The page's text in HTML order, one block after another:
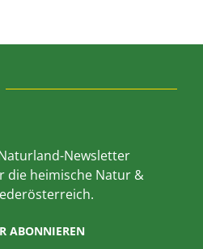
Newsletter
die heimische Natur &
ABONNIEREN